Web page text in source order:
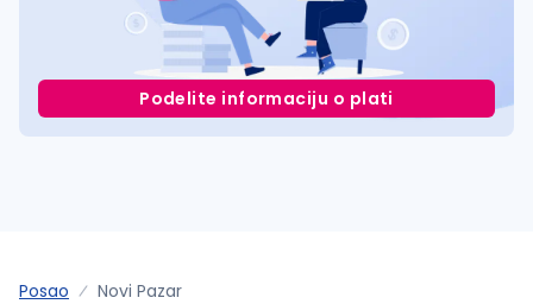
Podelite informaciju o plati
Posao Novi Pazar